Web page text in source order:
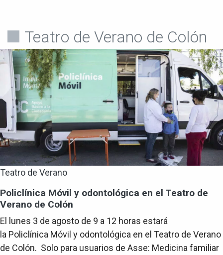
Teatro de Verano de Colón
Teatro de Verano
Policlínica Móvil y odontológica en el Teatro de
Verano de Colón
El lunes 3 de agosto de 9 a 12 horas estará
la Policlínica Móvil y odontológica en el Teatro de Verano
de Colón. Solo para usuarios de Asse: Medicina familiar